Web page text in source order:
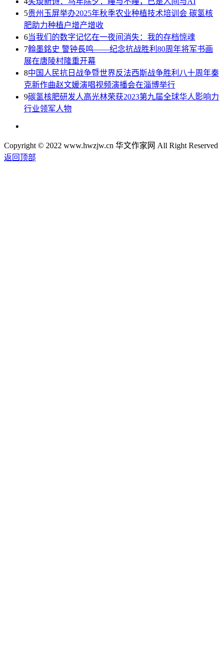
5贵州玉屏举办2025年秋季农业种植技术培训会 碳氢核
肥助力种植户增产增收
6当我们的数字记忆在一夜间消失：我的存档惊魂
7翰墨銘史 警钟長鸣——纪念抗战胜利80周年将军书画
展在唐陵村隆重开幕
8中国人民抗日战争暨世界反法西斯战争胜利八十周年秦
克新作曲赵文媛演唱视频演播会在淄博举行
9碳氢核肥研发人高光林荣获2023第九届全球华人影响力
行业领军人物
Copyright © 2022 www.hwzjw.cn 华文作家网 All Right Reserved
返回顶部